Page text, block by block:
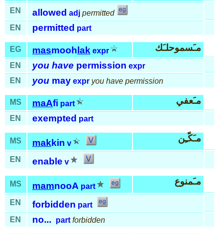
EN allowed adj permitted
EN
permitted part
EG masmooh lak expr مـَسموحلـَك
EN you have permission expr
EN
you may expr you have permission
MS maAfi part مـَعفي
EN exempted part
MS makkin v مـَكّـِن
EN enable v
MS mamnooA part مـَمنوع
EN forbidden part
EN
no... part forbidden